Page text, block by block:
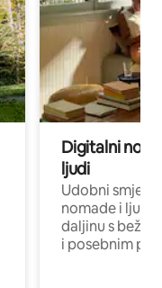
Digitalni
ljudi
Udobni
nomade i ljude
daljinu s
i posebnim